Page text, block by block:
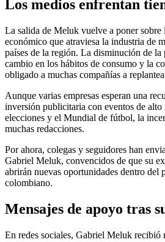
Los medios enfrentan
La salida de Meluk vuelve a poner
económico que atraviesa la industria de
países de la región. La disminución de la
cambio en los hábitos de consumo y la
obligado a muchas compañías a
Aunque varias empresas esperan una
inversión publicitaria con eventos de alto
elecciones y el Mundial de fútbol, la
muchas redacciones.
Por ahora, colegas y seguidores han
Gabriel Meluk, convencidos de que su
abrirán nuevas oportunidades dentro del
colombiano.
Mensajes de apoyo tras
En redes sociales, Gabriel Meluk recibió